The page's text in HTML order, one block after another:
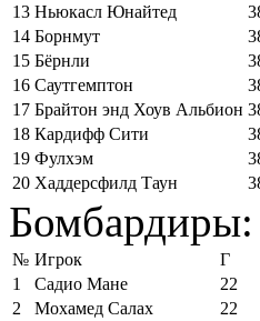
13 Ньюкасл Юнайтед
14 Борнмут
15 Бёрнли
16 Саутгемптон
17 Брайтон энд Хоув Альбион
18 Кардифф Сити
19 Фулхэм
20 Хаддерсфилд Таун
Бомбардиры:
№ Игрок
Г
1
Садио Мане
22
2
Мохамед Салах
22